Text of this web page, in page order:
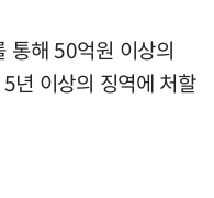
통해 50억원 이상의
년 이상의 징역에 처할